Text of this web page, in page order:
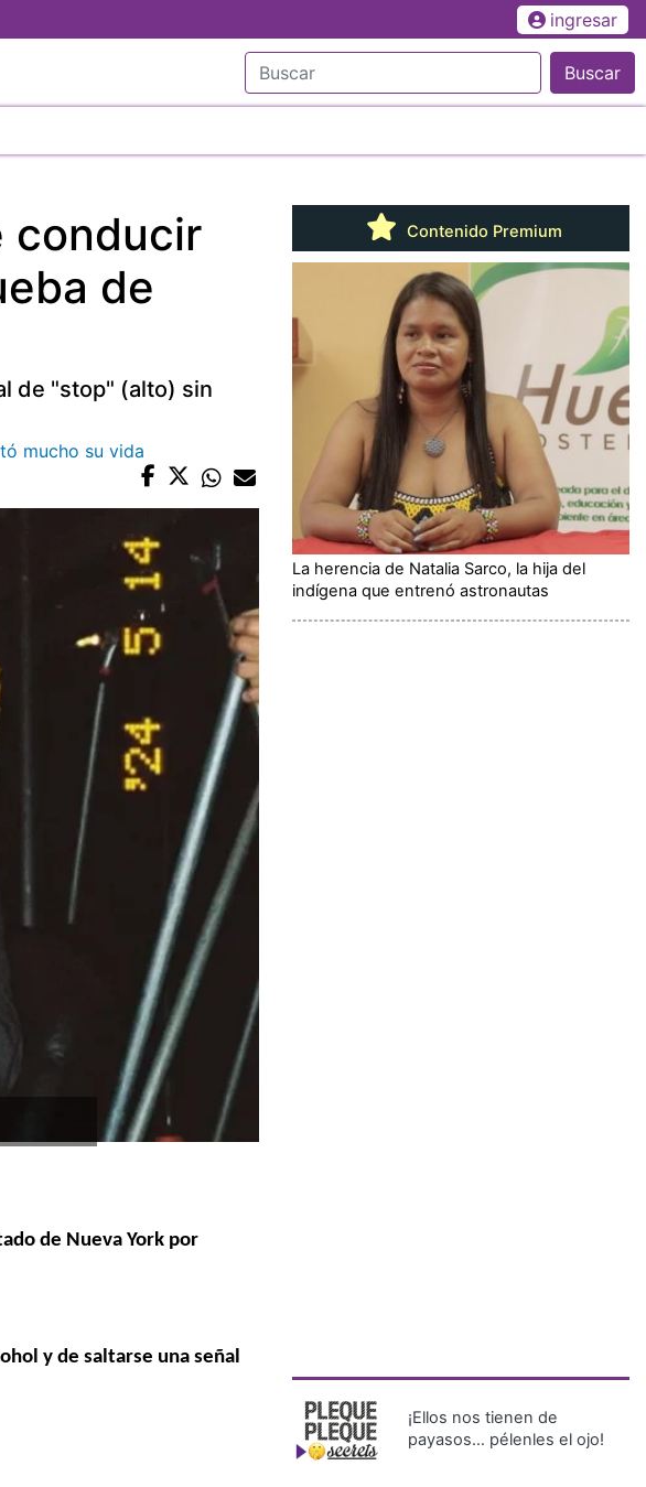
ingresar
Buscar
conducir
de
de "stop" (alto) sin
mucho su vida
de Nueva York por
y de saltarse una señal
Contenido Premium
La herencia de Natalia Sarco, la hija del
indígena que entrenó astronautas
¡Ellos nos tienen de
payasos… pélenles el ojo!